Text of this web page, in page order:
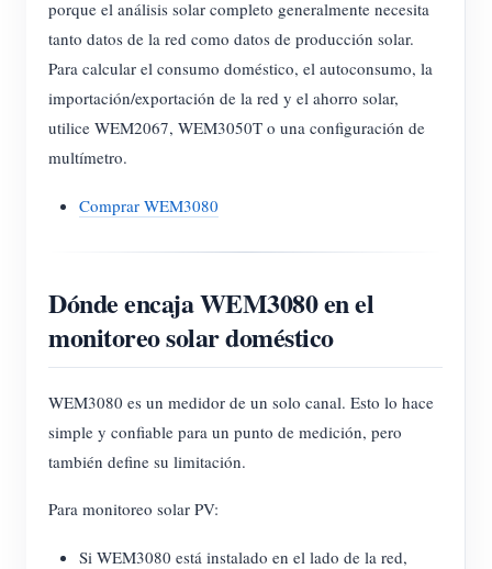
porque el análisis solar completo generalmente necesita
tanto datos de la red como datos de producción solar.
Para calcular el consumo doméstico, el autoconsumo, la
importación/exportación de la red y el ahorro solar,
utilice WEM2067, WEM3050T o una configuración de
multímetro.
Comprar WEM3080
Dónde encaja WEM3080 en el
monitoreo solar doméstico
WEM3080 es un medidor de un solo canal. Esto lo hace
simple y confiable para un punto de medición, pero
también define su limitación.
Para monitoreo solar PV:
Si WEM3080 está instalado en el lado de la red,